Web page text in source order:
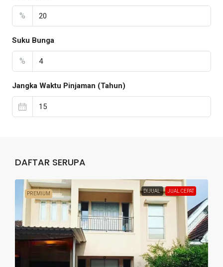
%
Suku Bunga
%
Jangka Waktu Pinjaman (Tahun)
DAFTAR SERUPA
PREMIUM DIJUAL JUAL CEPAT